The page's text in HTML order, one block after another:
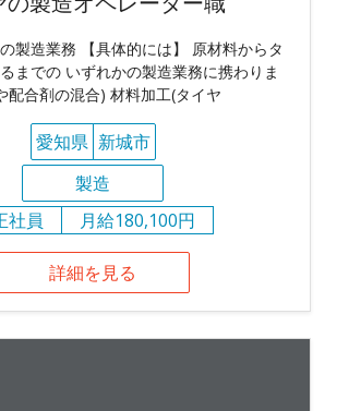
製造業務 【具体的には】 原材料からタ
までの いずれかの製造業務に携わりま
配合剤の混合) 材料加工(タイヤ
愛知県 新城市
製造
社員
月給180,100円
詳細を見る